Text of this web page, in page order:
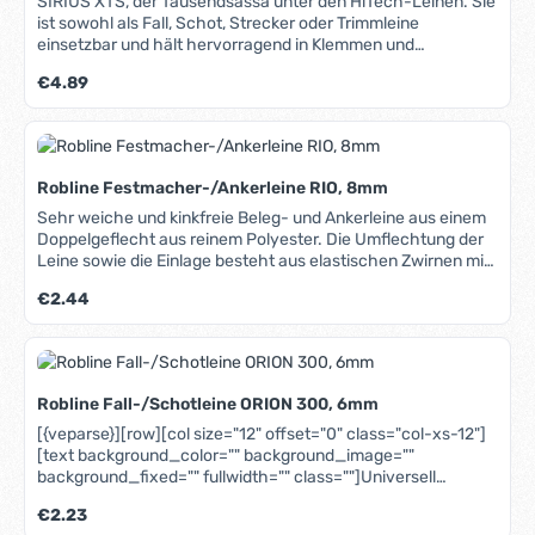
Herstellung und Pflege von Tauwerk. [/text][/col][/row]
[{/veparse}]
ist sowohl als Fall, Schot, Strecker oder Trimmleine
einsetzbar und hält hervorragend in Klemmen und
ist außergewöhnlich gut. Der sehr abriebfeste Mantel
besteht aus einem Mix von Polyester, Technora® und
Robtec-Fasern, weshalb sich die Sirius XTS auch auf
aggressiven Blöcken oder Winschen bewährt. Der
Dehnung, sodass sie auch als Fall oder Strecker eingesetzt
werden kann.
Regulärer Preis:
€4.89
Robline Festmacher-/Ankerleine RIO, 8mm
Sehr weiche und kinkfreie Beleg- und Ankerleine aus einem
Doppelgeflecht aus reinem Polyester. Die Umflechtung der
Leine sowie die Einlage besteht aus elastischen Zwirnen mit
bleibt immer rund, kinkt nicht und wird auch nach längerem
Einsatz im Wasser nicht hart. Hohe Bruchlast und UV-
Beständigkeit, leicht spleißbar. In unserem Blog erfahren Sie
mehr über Materialien, Herstellung und Pflege von Tauwerk.
Regulärer Preis:
€2.44
Robline Fall-/Schotleine ORION 300, 6mm
[{veparse}][row][col size="12" offset="0" class="col-xs-12"]
[text background_color="" background_image=""
background_fixed="" fullwidth="" class=""]Universell
geeignet. Die Orion 300 hat sich bei vielen Seglern als
Regulärer Preis:
€2.23